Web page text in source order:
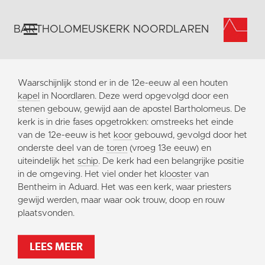
Home
Algemeen
Historie
Omgeving
Activiteiten
Steun ons
Contact
Vaktaal
BARTHOLOMEUSKERK NOORDLAREN
Waarschijnlijk stond er in de 12e-eeuw al een houten
kapel in Noordlaren. Deze werd opgevolgd door een
stenen gebouw, gewijd aan de apostel Bartholomeus. De
kerk is in drie fases opgetrokken: omstreeks het einde
van de 12e-eeuw is het koor gebouwd, gevolgd door het
onderste deel van de toren (vroeg 13e eeuw) en
uiteindelijk het schip. De kerk had een belangrijke positie
in de omgeving. Het viel onder het klooster van
Bentheim in Aduard. Het was een kerk, waar priesters
gewijd werden, maar waar ook trouw, doop en rouw
plaatsvonden.
LEES MEER